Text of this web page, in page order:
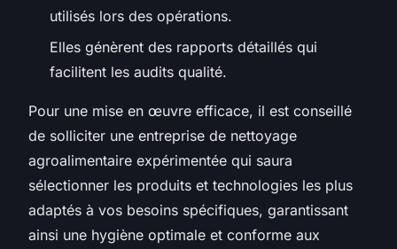
utilisés lors des opérations.
Elles génèrent des rapports détaillés qui
facilitent les audits qualité.
Pour une mise en œuvre efficace, il est conseillé
de solliciter une entreprise de nettoyage
agroalimentaire expérimentée qui saura
sélectionner les produits et technologies les plus
adaptés à vos besoins spécifiques, garantissant
ainsi une hygiène optimale et conforme aux